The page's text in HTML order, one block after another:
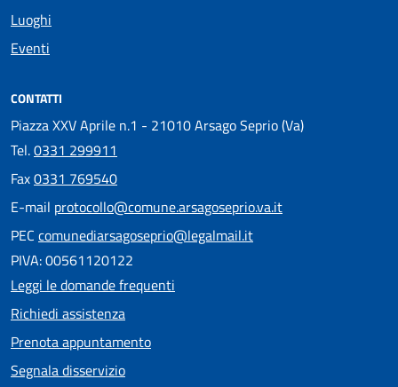
Luoghi
Eventi
CONTATTI
Piazza XXV Aprile n.1 - 21010 Arsago Seprio (Va)
Tel.0331 299911
Fax0331 769540
E-mail protocollo@comune.arsagoseprio.va.it
PEC comunediarsagoseprio@legalmail.it
PIVA: 00561120122
Leggi le domande frequenti
Richiedi assistenza
Prenota appuntamento
Segnala disservizio